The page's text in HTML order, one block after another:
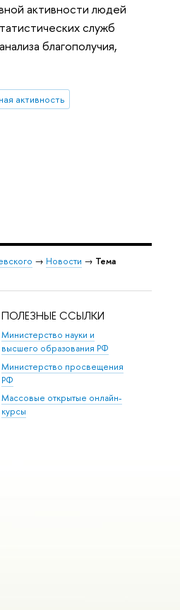
активности людей
служб
благополучия,
активность
→ Новости → Тема
ПОЛЕЗНЫЕ ССЫЛКИ
Министерство науки и
высшего образования РФ
Министерство просвещения
РФ
Массовые открытые онлайн-
курсы